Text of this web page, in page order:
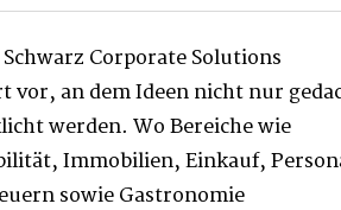
Corporate Solutions
vor, an dem Ideen nicht nur
werden. Wo Bereiche wie
Immobilien, Einkauf,
sowie Gastronomie